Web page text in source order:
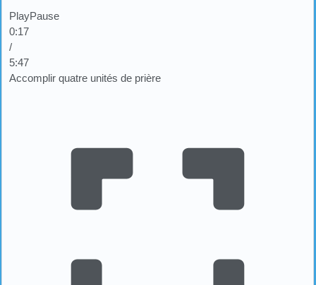
PlayPause
0:18
/
5:47
Accomplir quatre unités de prière